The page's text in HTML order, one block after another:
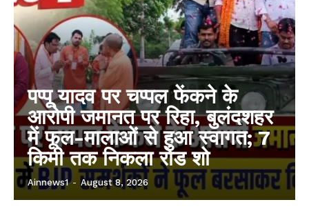
पप्पू यादव पर चप्पल फेंकने के
आरोपी जमानत पर रिहा, बुलंदशहर
में फूल-मालाओं से हुआ स्वागत; 7
किमी तक निकला रोड शो
Ainnews1 - August 8, 2026